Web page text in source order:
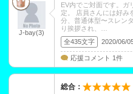
J-bay(3)
EV内でご対面です。ガ
定。 店員さんには好み
分、普通体型〜スレンダーに
り挨拶され、…
全435文字
2020/06/
応援コメント 1件
総合：